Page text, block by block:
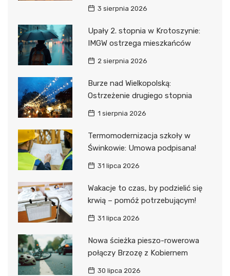
3 sierpnia 2026
Upały 2. stopnia w Krotoszynie:
IMGW ostrzega mieszkańców
2 sierpnia 2026
Burze nad Wielkopolską:
Ostrzeżenie drugiego stopnia
1 sierpnia 2026
Termomodernizacja szkoły w
Świnkowie: Umowa podpisana!
31 lipca 2026
Wakacje to czas, by podzielić się
krwią – pomóż potrzebującym!
31 lipca 2026
Nowa ścieżka pieszo-rowerowa
połączy Brzozę z Kobiernem
30 lipca 2026